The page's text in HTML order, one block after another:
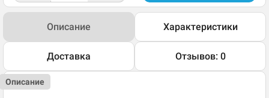
Описание Характеристики
Доставка Отзывов: 0
Описание